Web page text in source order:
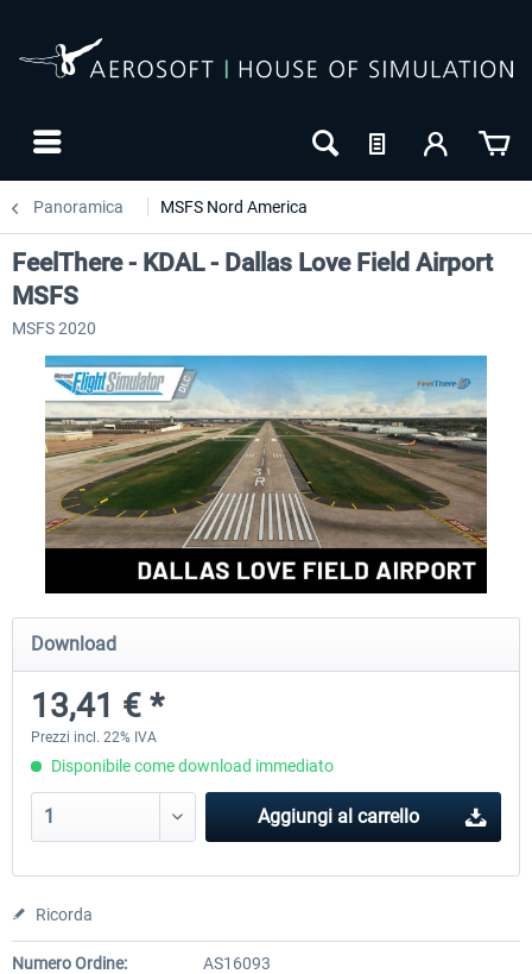
Panoramica MSFS Nord America
9,22 € *
FeelThere - KDAL - Dallas Love Field Airport
MSFS
MSFS 2020
Download
13,41 € *
Prezzi incl. 22% IVA
Disponibile come download immediato
Aggiungi al carrello
Ricorda
Numero Ordine:
AS16093